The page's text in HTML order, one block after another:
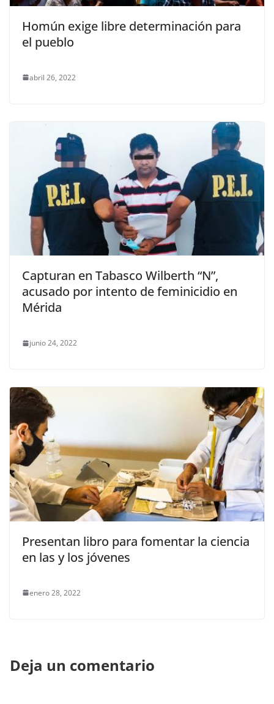
Homún exige libre determinación para
el pueblo
abril 26, 2022
Capturan en Tabasco Wilberth “N”,
acusado por intento de feminicidio en
Mérida
junio 24, 2022
Presentan libro para fomentar la ciencia
en las y los jóvenes
enero 28, 2022
Deja un comentario